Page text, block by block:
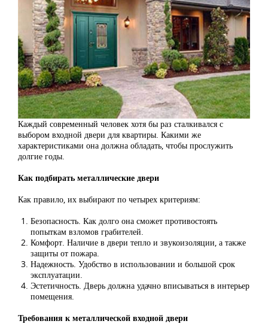
Каждый современный человек хотя бы раз сталкивался с
выбором входной двери для квартиры. Какими же
характеристиками она должна обладать, чтобы прослужить
долгие годы.
Как подбирать металлические двери
Как правило, их выбирают по четырех критериям:
Безопасность. Как долго она сможет противостоять
попыткам взломов грабителей.
Комфорт. Наличие в двери тепло и звукоизоляции, а также
защиты от пожара.
Надежность. Удобство в использовании и большой срок
эксплуатации.
Эстетичность. Дверь должна удачно вписываться в интерьер
помещения.
Требования к металлической входной двери